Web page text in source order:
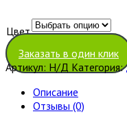
Цвет
Очистить
Заказать в один клик
Артикул: Н/Д Категория:
Описание
Отзывы (0)